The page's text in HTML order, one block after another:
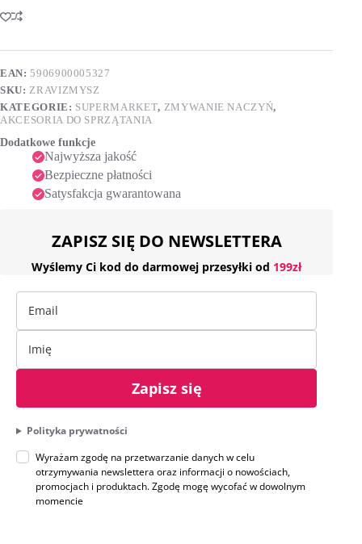
EAN:5906900005327
SKU:ZRAVIZMYSZ
KATEGORIE: SUPERMARKET, ZMYWANIE NACZYŃ,
AKCESORIA DO SPRZĄTANIA
Dodatkowe funkcje
Najwyższa jakość
Bezpieczne płatności
Satysfakcja gwarantowana
ZAPISZ SIĘ DO NEWSLETTERA
Wyślemy Ci kod do darmowej przesyłki od 199zł
Zapisz się
Polityka prywatności
Wyrażam zgodę na przetwarzanie danych w celu
otrzymywania newslettera oraz informacji o nowościach,
promocjach i produktach. Zgodę mogę wycofać w dowolnym
momencie